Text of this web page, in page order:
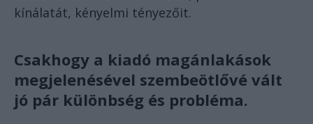
kínálatát, kényelmi tényezőit.
Csakhogy a kiadó magánlakások
megjelenésével szembeötlővé vált
jó pár különbség és probléma.